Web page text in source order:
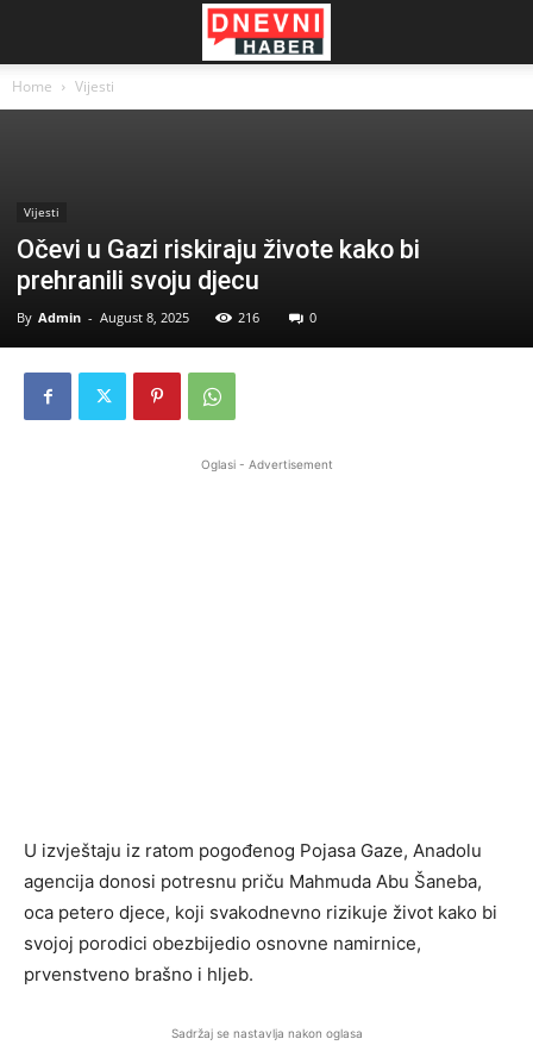
Home Vijesti
Vijesti
Očevi u Gazi riskiraju živote kako bi
prehranili svoju djecu
By Admin - August 8, 2025 216 0
Oglasi - Advertisement
U izvještaju iz ratom pogođenog Pojasa Gaze, Anadolu
agencija donosi potresnu priču Mahmuda Abu Šaneba,
oca petero djece, koji svakodnevno rizikuje život kako bi
svojoj porodici obezbijedio osnovne namirnice,
prvenstveno brašno i hljeb.
Sadržaj se nastavlja nakon oglasa